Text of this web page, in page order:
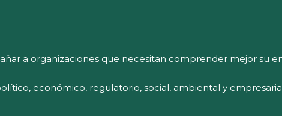
a organizaciones que necesitan comprender mejor su
económico, regulatorio, social, ambiental y